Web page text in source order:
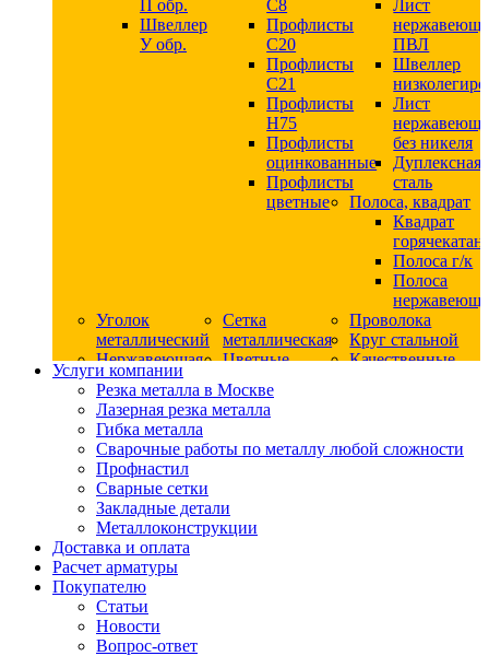
П обр.
Швеллер
У обр.
С8
Профлисты
С20
Профлисты
C21
Профлисты
Н75
Профлисты
оцинкованные
Профлисты
цветные
Лист
ПВЛ
Швеллер
Лист
без никеля
Дуплексная
сталь
Полоса, квадрат
Квадрат
Полоса г/к
Полоса
Уголок
металлический
Сетка
металлическая
Проволока
Круг стальной
Нержавеющая
сталь
Квадрат
нержавеющий
никельсодержащий
Круг
нержавеющий
безникелевый
жаропрочный
Круг
нержавеющий
никельсодержащий
Шестигранник
нержавеющий
никельсодержащий
Цветные
Шестигранник
дюралевый
дюралевый
Качественные
Услуги компании
Резка металла в Москве
Лазерная резка металла
Гибка металла
Сварочные работы по металлу любой сложности
Профнастил
Сварные сетки
Закладные детали
Металлоконструкции
Доставка и оплата
Расчет арматуры
Покупателю
Статьи
Новости
Вопрос-ответ